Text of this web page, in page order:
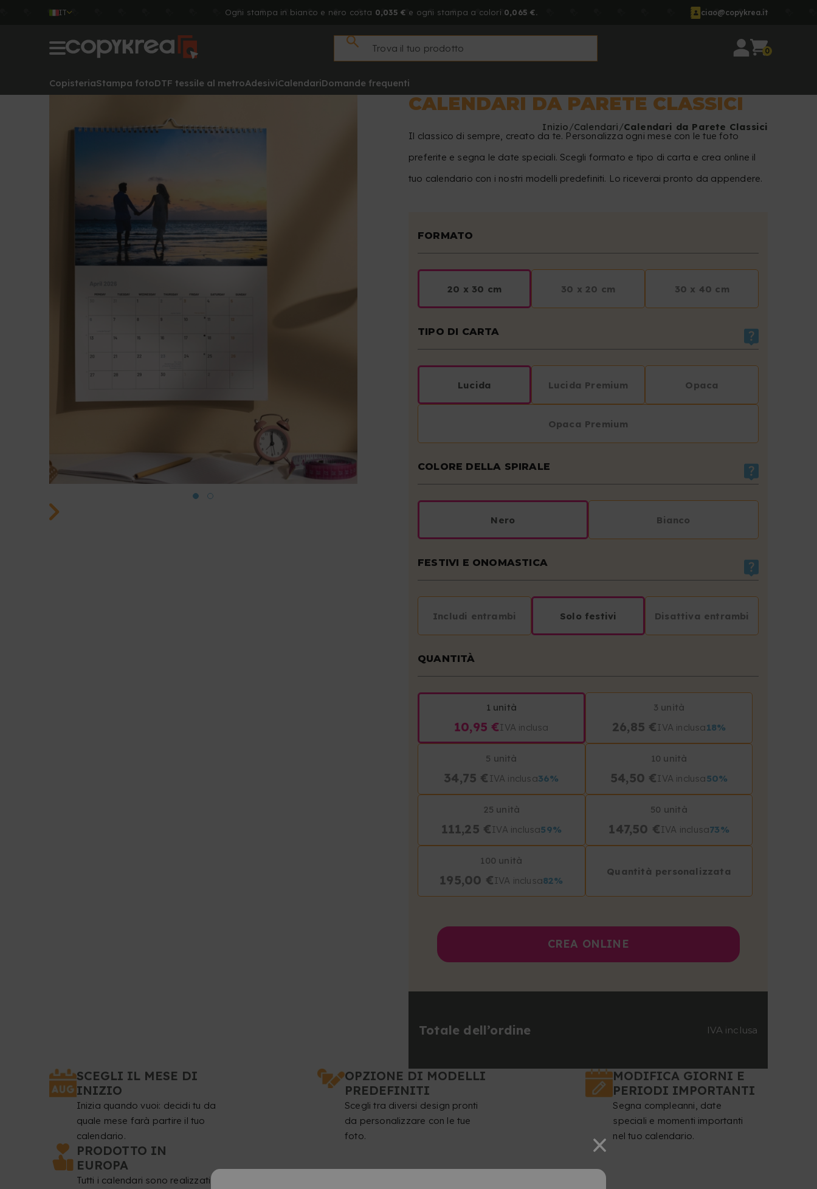
IT Ogni stampa in bianco e nero costa 0,035 € e ogni stampa a colori 0,065 €. ciao@copykrea.it
0
CopisteriaStampa fotoDTF tessile al metroAdesiviCalendariDomande frequenti
Inizio Calendari Calendari da Parete Classici
CALENDARI DA PARETE CLASSICI
Il classico di sempre, creato da te. Personalizza ogni mese con le tue foto
preferite e segna le date speciali. Scegli formato e tipo di carta e crea online il
tuo calendario con i nostri modelli predefiniti. Lo riceverai pronto da appendere.
FORMATO
20 x 30 cm 30 x 20 cm 30 x 40 cm
TIPO DI CARTA
Lucida Lucida Premium Opaca
Opaca Premium
COLORE DELLA SPIRALE
Nero Bianco
FESTIVI E ONOMASTICA
Includi entrambi Solo festivi Disattiva entrambi
QUANTITÀ
1 unità
10,95 €IVA inclusa
3 unità
26,85 €IVA inclusa18%
5 unità
34,75 € IVA inclusa36%
10 unità
54,50 €IVA inclusa50%
25 unità
111,25 €IVA inclusa59%
50 unità
147,50 €IVA inclusa73%
100 unità
195,00 €IVA inclusa82%
Quantità personalizzata
CREA ONLINE
Totale dell’ordine IVA inclusa
SCEGLI IL MESE DI
INIZIO
Inizia quando vuoi: decidi tu da
quale mese farà partire il tuo
calendario.
OPZIONE DI MODELLI
PREDEFINITI
Scegli tra diversi design pronti
da personalizzare con le tue
foto.
MODIFICA GIORNI E
PERIODI IMPORTANTI
Segna compleanni, date
speciali e momenti importanti
nel tuo calendario.
PRODOTTO IN
EUROPA
Tutti i calendari sono realizzati